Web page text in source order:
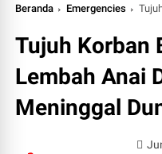
Beranda Emergencies Tujuh
Tujuh Korban
Lembah Anai
Meninggal